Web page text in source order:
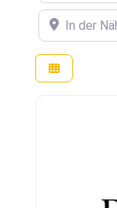
In der Nähe